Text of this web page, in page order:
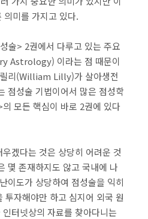
의미를 가지고 있다.
술> 2권에서 다루고 있는 주요
Astrology) 이라는 점 때문이
리(William Lilly)가 살아생전
점성술 기법이어서 많은 점성학
모든 핵심이 바로 2권에 있다
겠다는 것은 상당히 어려운 것
몇 존재하지도 않고 국내에 나
이도가 상당하여 점성술을 익히
투자해야만 하고 심지어 외국 원
터넷상의 자료를 찾아다니는